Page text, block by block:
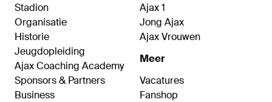
Stadion
Organisatie
Historie
Jeugdopleiding
Ajax Coaching Academy
Sponsors & Partners
Business
Ajax 1
Jong Ajax
Ajax Vrouwen
Meer
Vacatures
Fanshop